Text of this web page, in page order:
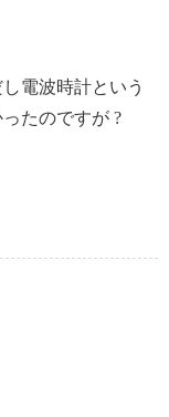
電波時計という
たのですが ?